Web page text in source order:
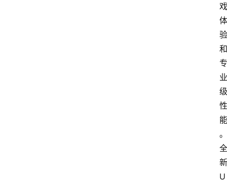
戏
体
验
和
专
业
级
性
能
。
全
新
U